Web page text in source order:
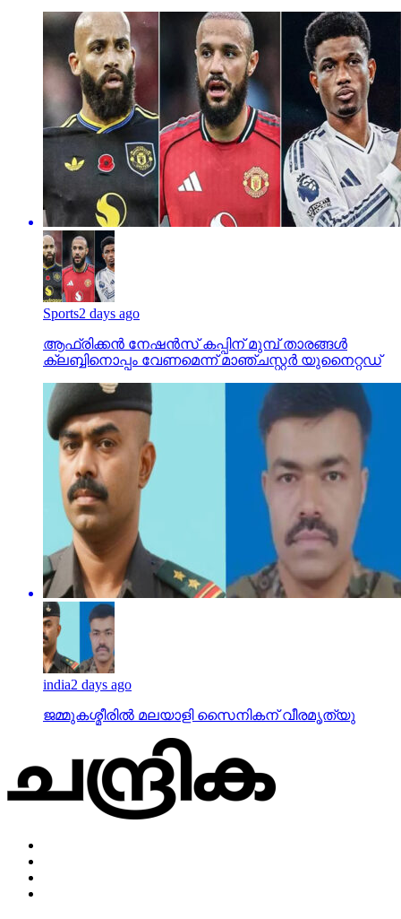
Sports2 days ago
ആഫ്രിക്കൻ നേഷൻസ് കപ്പിന് മുമ്പ് താരങ്ങൾ
ക്ലബ്ബിനൊപ്പം വേണമെന്ന് മാഞ്ചസ്റ്റർ യുനൈറ്റഡ്
india2 days ago
ജമ്മുകശ്മീരില്‍ മലയാളി സൈനികന് വീരമൃത്യു